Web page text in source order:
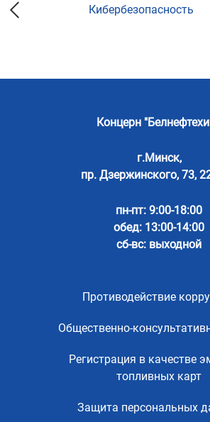
Кибербезопасность
Концерн
г.Минск,
пр. Дзержинского, 73,
пн-пт: 9:00-18:00
обед: 13:00-14:00
сб-вс: выходной
Противодействие
Общественно-
Регистрация в качестве
топливных карт
Защита персональных